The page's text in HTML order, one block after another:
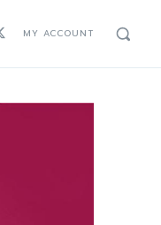
MY ACCOUNT